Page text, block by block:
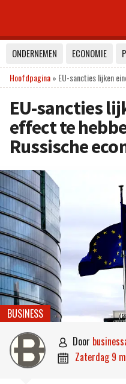
ONDERNEMEN ECONOMIE
Hoofdpagina» EU-sancties lijken
EU-sancties
effect te
Russische
BUSINESS
 door
 zaterdag 9